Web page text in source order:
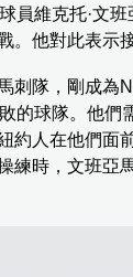
員維克托·文
。他對此表示接
刺隊，剛成為
的球隊。他們
約人在他們面
練時，文班亞